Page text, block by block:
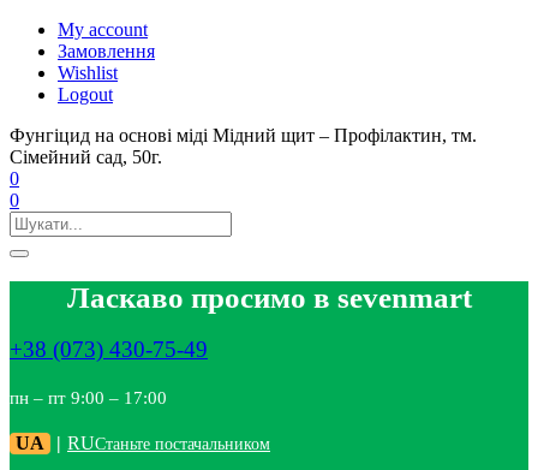
My account
Замовлення
Wishlist
Logout
Фунгіцид на основі міді Мідний щит – Профілактин, тм.
Сімейний сад, 50г.
0
0
Ласкаво просимо в sevenmart
+38 (073) 430-75-49
пн – пт 9:00 – 17:00
UA | RUСтаньте постачальником